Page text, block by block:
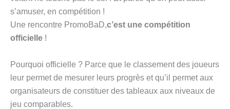
s’amuser, en compétition !
Une rencontre PromoBaD,c’est une compétition
officielle !
Pourquoi officielle ? Parce que le classement des joueurs
leur permet de mesurer leurs progrès et qu’il permet aux
organisateurs de constituer des tableaux aux niveaux de
jeu comparables.